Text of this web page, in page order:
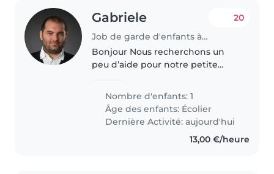
Gabriele
Job de garde d'enfants à Mersch
20
Bonjour Nous recherchons un
peu d’aide pour notre petite
Elle est autonome mais reste
une enfant et il faut..
Nombre d'enfants: 1
Âge des enfants: Écolier
Dernière Activité: aujourd'hui
13,00 €/heure